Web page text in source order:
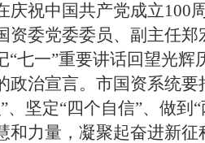
祝中国共产党成立100
委党委委员、副主任郑
七一”重要讲话回望光
政治宣言。市国资系统
、坚定“四个自信”、做
和力量，凝聚起奋进新